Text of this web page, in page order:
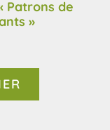
Patrons de
»